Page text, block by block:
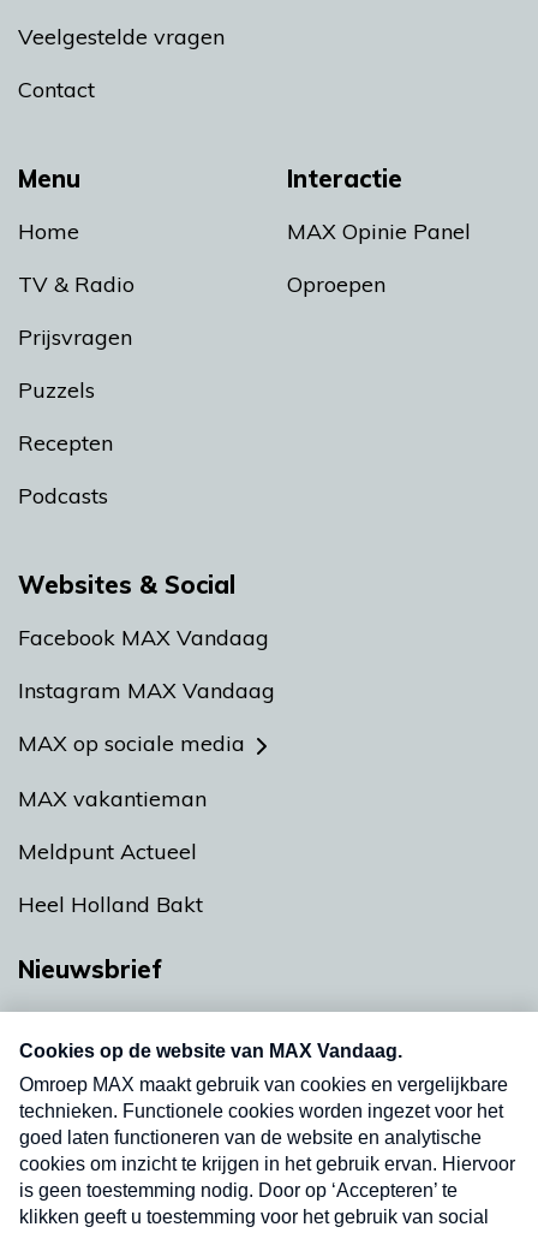
Menu
Home
TV & Radio
Prijsvragen
Puzzels
Recepten
Podcasts
Interactie
MAX Opinie Panel
Oproepen
Veelgestelde vragen
Contact
Websites & Social
Facebook MAX Vandaag
Instagram MAX Vandaag
MAX op sociale media
MAX vakantieman
Meldpunt Actueel
Heel Holland Bakt
Nieuwsbrief
Neem hier een gratis abonnement op onze
nieuwsbrief. Elke vrijdag- en dinsdagochtend in
uw mailbox.
Verzend